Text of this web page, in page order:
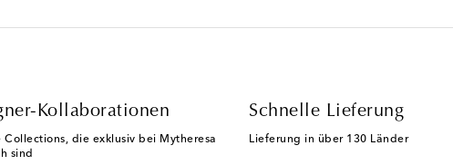
Kollaborationen
Collections, die exklusiv bei Mytheresa
sind
Schnelle Lieferung
Lieferung in über 130 Länder